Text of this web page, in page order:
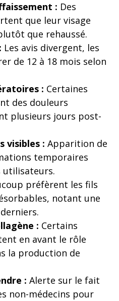
: Des
que leur visage
que rehaussé.
Les avis divergent, les
de 12 à 18 mois selon
: Certaines
des douleurs
plusieurs jours post-
visibles : Apparition de
temporaires
utilisateurs.
préfèrent les fils
notant une
: Certains
en avant le rôle
la production de
: Alerte sur le fait
non-médecins pour